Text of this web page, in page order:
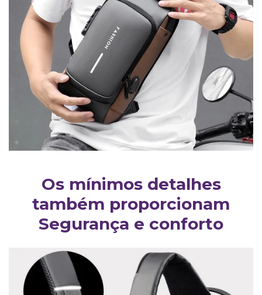
Os mínimos detalhes
também proporcionam
Segurança e conforto